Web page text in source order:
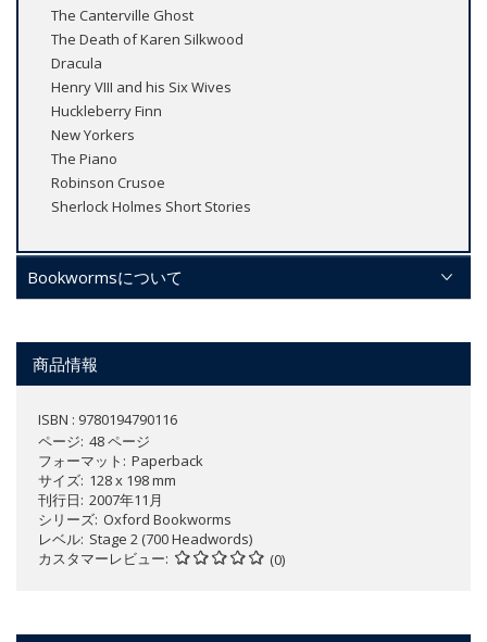
The Canterville Ghost
The Death of Karen Silkwood
Dracula
Henry VIII and his Six Wives
Huckleberry Finn
New Yorkers
The Piano
Robinson Crusoe
Sherlock Holmes Short Stories
Bookwormsについて
商品情報
ISBN : 9780194790116
ページ 48 ページ
フォーマット
Paperback
サイズ 128 x 198 mm
刊行日 2007年11月
シリーズ Oxford Bookworms
レベル Stage 2 (700 Headwords)
カスタマーレビュー
(0)